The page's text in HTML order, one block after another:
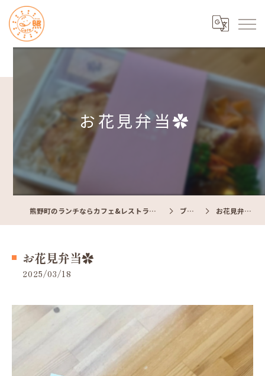
お花見弁当✿
熊野町のランチならカフェ&レストラン Cafe照 ブログ お花見弁当✿
お花見弁当✿
2025/03/18